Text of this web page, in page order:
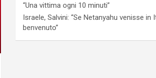
“Una vittima ogni 10 minuti”
Israele, Salvini: “Se Netanyahu venisse in
benvenuto”